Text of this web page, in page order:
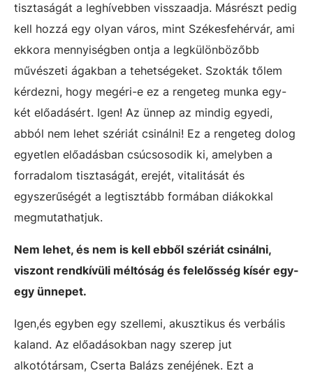
tisztaságát a leghívebben visszaadja. Másrészt pedig
kell hozzá egy olyan város, mint Székesfehérvár, ami
ekkora mennyiségben ontja a legkülönbözőbb
művészeti ágakban a tehetségeket. Szokták tőlem
kérdezni, hogy megéri-e ez a rengeteg munka egy-
két előadásért. Igen! Az ünnep az mindig egyedi,
abból nem lehet szériát csinálni! Ez a rengeteg dolog
egyetlen előadásban csúcsosodik ki, amelyben a
forradalom tisztaságát, erejét, vitalitását és
egyszerűségét a legtisztább formában diákokkal
megmutathatjuk.
Nem lehet, és nem is kell ebből szériát csinálni,
viszont rendkívüli méltóság és felelősség kísér egy-
egy ünnepet.
Igen,és egyben egy szellemi, akusztikus és verbális
kaland. Az előadásokban nagy szerep jut
alkotótársam, Cserta Balázs zenéjének. Ezt a